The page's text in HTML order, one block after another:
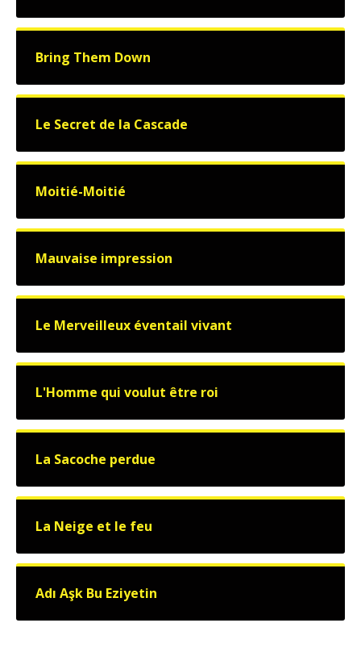
Bring Them Down
Le Secret de la Cascade
Moitié-Moitié
Mauvaise impression
Le Merveilleux éventail vivant
L'Homme qui voulut être roi
La Sacoche perdue
La Neige et le feu
Adı Aşk Bu Eziyetin